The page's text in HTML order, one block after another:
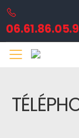
Toggle